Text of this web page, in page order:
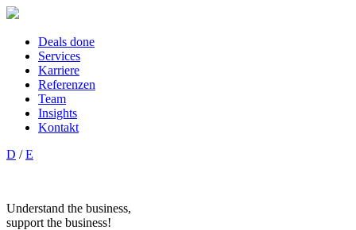
Deals done
Services
Karriere
Referenzen
Team
Insights
Kontakt
D /E
Understand the business,
support the business!